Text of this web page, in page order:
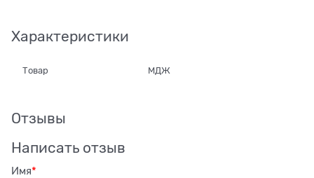
Характеристики
Товар МДЖ
Отзывы
Написать отзыв
Имя